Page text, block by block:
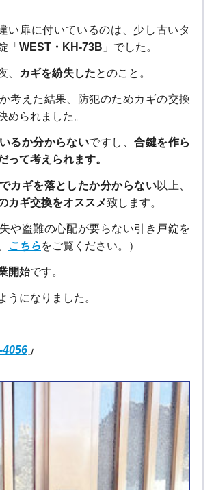
い扉に付いているのは、少し古いタ
「 WEST・KH-73B 」でした。
、 カギを紛失したとのこと。
考えた結果、防犯のためカギの交換
められました。
るか分からないですし、合鍵を作ら
って考えられます。
カギを落としたか分からない以上、
カギ交換をオススメ致します。
や盗難の心配が要らない引き戸錠を
こちらをご覧ください。）
開始です。
うになりました。
」